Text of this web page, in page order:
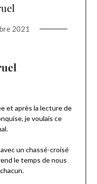
2021
et après la lecture de
je voulais ce
un chassé-croisé
le temps de nous